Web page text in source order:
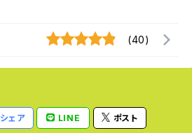
(40)
シェア LINE ポスト